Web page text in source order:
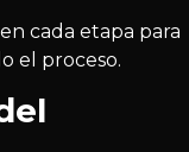
cada etapa para
el proceso.